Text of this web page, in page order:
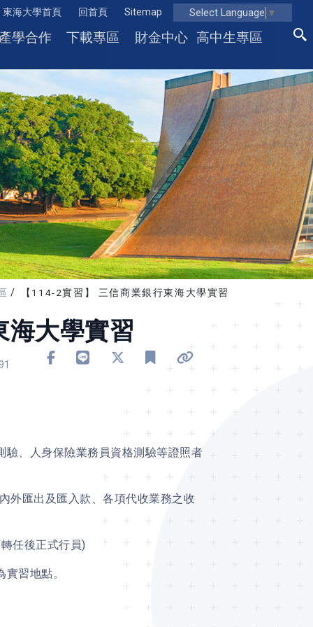
東海大學首頁 回首頁 Sitemap Select Language ▼
學合作 下載專區 財金中心 高中生專區
【114-2實習】 三信商業銀行東海大學實習
大學實習
、人身保險業務員資格測驗等證照者
外匯出及匯入款、各項代收業務之收
任後正式行員)
習地點。